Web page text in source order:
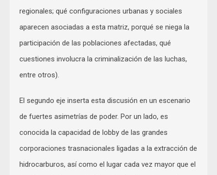
regionales; qué configuraciones urbanas y sociales
aparecen asociadas a esta matriz, porqué se niega la
participación de las poblaciones afectadas, qué
cuestiones involucra la criminalización de las luchas,
entre otros).
El segundo eje inserta esta discusión en un escenario
de fuertes asimetrías de poder. Por un lado, es
conocida la capacidad de lobby de las grandes
corporaciones trasnacionales ligadas a la extracción de
hidrocarburos, así como el lugar cada vez mayor que el